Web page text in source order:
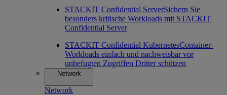
STACKIT Confidential ServerSichern Sie
besonders kritische Workloads mit STACKIT
Confidential Server
STACKIT Confidential KubernetesContainer-
Workloads einfach und nachweisbar vor
unbefugten Zugriffen Dritter schützen
Network
Network